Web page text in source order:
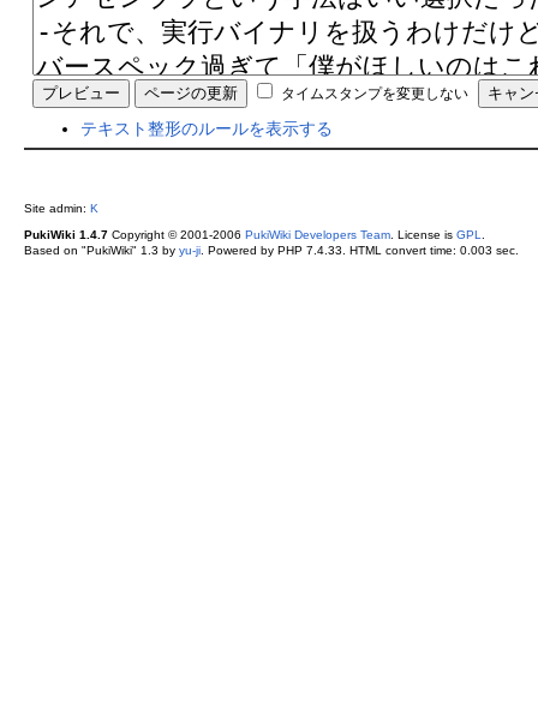
タイムスタンプを変更しない
テキスト整形のルールを表示する
Site admin: K
PukiWiki 1.4.7Copyright © 2001-2006 PukiWiki Developers Team. License is GPL
Based on "PukiWiki" 1.3 by yu-ji. Powered by PHP 7.4.33. HTML convert time: 0.003 sec.